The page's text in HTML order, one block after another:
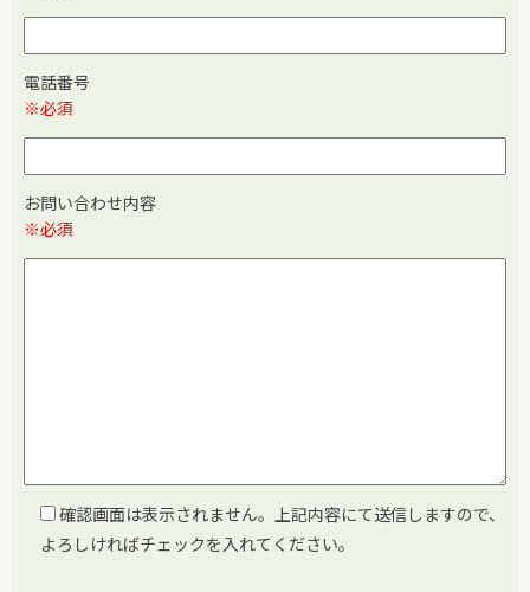
電話番号
※必須
お問い合わせ内容
※必須
確認画面は表示されません。上記内容にて送信しますので、
よろしければチェックを入れてください。